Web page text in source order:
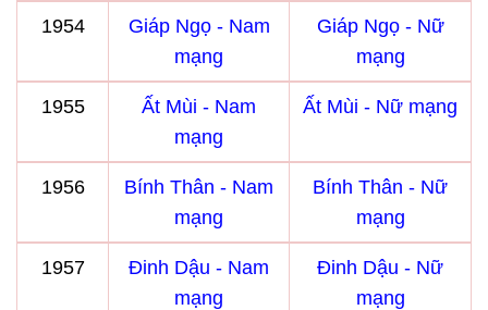
1954
Giáp Ngọ - Nam
mạng
Giáp Ngọ - Nữ
mạng
1955
Ất Mùi - Nam
mạng
Ất Mùi - Nữ mạng
1956
Bính Thân - Nam
mạng
Bính Thân - Nữ
mạng
1957
Đinh Dậu - Nam
mạng
Đinh Dậu - Nữ
mạng